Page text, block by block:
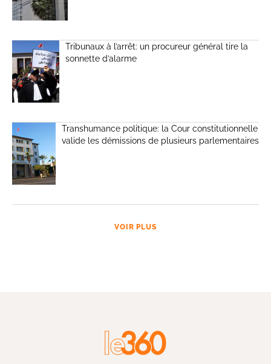
Tribunaux à l’arrêt: un procureur général tire la
sonnette d’alarme
Transhumance politique: la Cour constitutionnelle
valide les démissions de plusieurs parlementaires
VOIR PLUS